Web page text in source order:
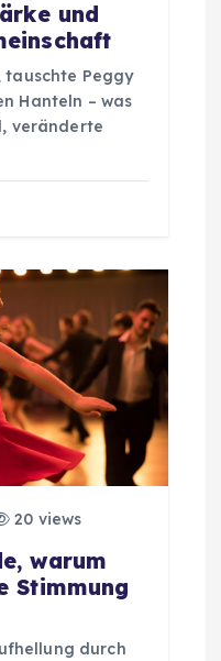
und
tauschte Peggy
Hanteln – was
veränderte
20 views
warum
Stimmung
durch